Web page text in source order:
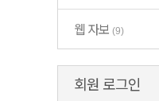
웹 자보 (9)
회원 로그인